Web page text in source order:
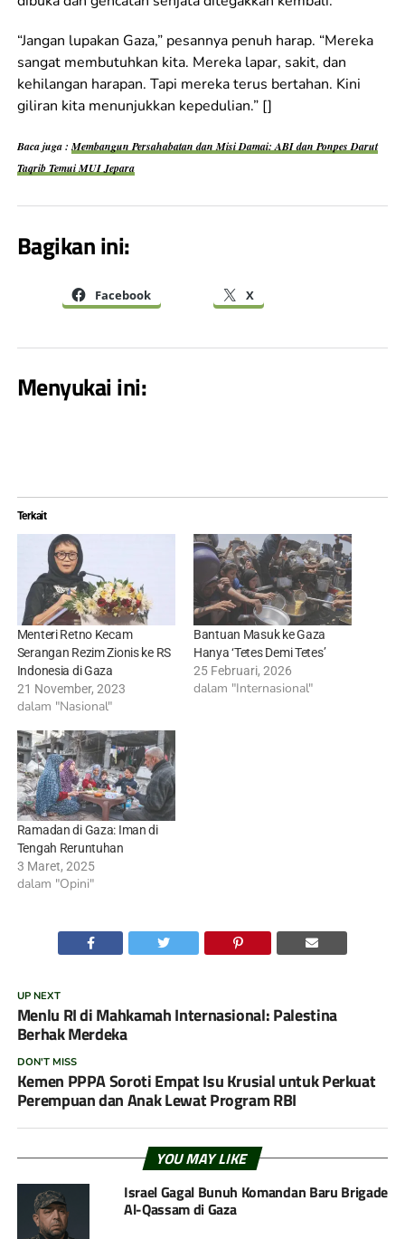
“Jangan lupakan Gaza,” pesannya penuh harap. “Mereka
sangat membutuhkan kita. Mereka lapar, sakit, dan
kehilangan harapan. Tapi mereka terus bertahan. Kini
giliran kita menunjukkan kepedulian.” []
Baca juga :Membangun Persahabatan dan Misi Damai: ABI dan Ponpes Darut
Taqrib Temui MUI Jepara
Bagikan ini:
Facebook X
Menyukai ini:
Terkait
Menteri Retno Kecam
Serangan Rezim Zionis ke RS
Indonesia di Gaza
21 November, 2023
dalam "Nasional"
Bantuan Masuk ke Gaza
Hanya ‘Tetes Demi Tetes’
25 Februari, 2026
dalam "Internasional"
Ramadan di Gaza: Iman di
Tengah Reruntuhan
3 Maret, 2025
dalam "Opini"
UP NEXT
Menlu RI di Mahkamah Internasional: Palestina
Berhak Merdeka
DON'T MISS
Kemen PPPA Soroti Empat Isu Krusial untuk Perkuat
Perempuan dan Anak Lewat Program RBI
YOU MAY LIKE
Israel Gagal Bunuh Komandan Baru Brigade
Al-Qassam di Gaza